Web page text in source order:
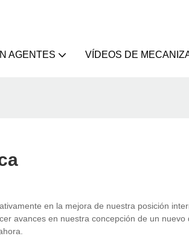
AGENTES VÍDEOS DE
en la mejora de nuestra posición
avances en nuestra concepción de un nuevo